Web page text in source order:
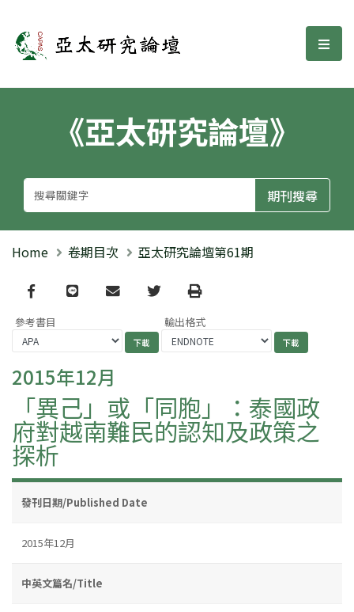
亞太研究論壇 選
《亞太研究論壇》
Home 卷期目次 亞太研究論壇第61期
Facebook
line email TwitterPrint
參考書目 輸出格式
2015年12月
「異己」或「同胞」：泰國政
府對越南難民的認知及政策之
探析
發刊日期/Published Date
2015年12月
中英文篇名/Title